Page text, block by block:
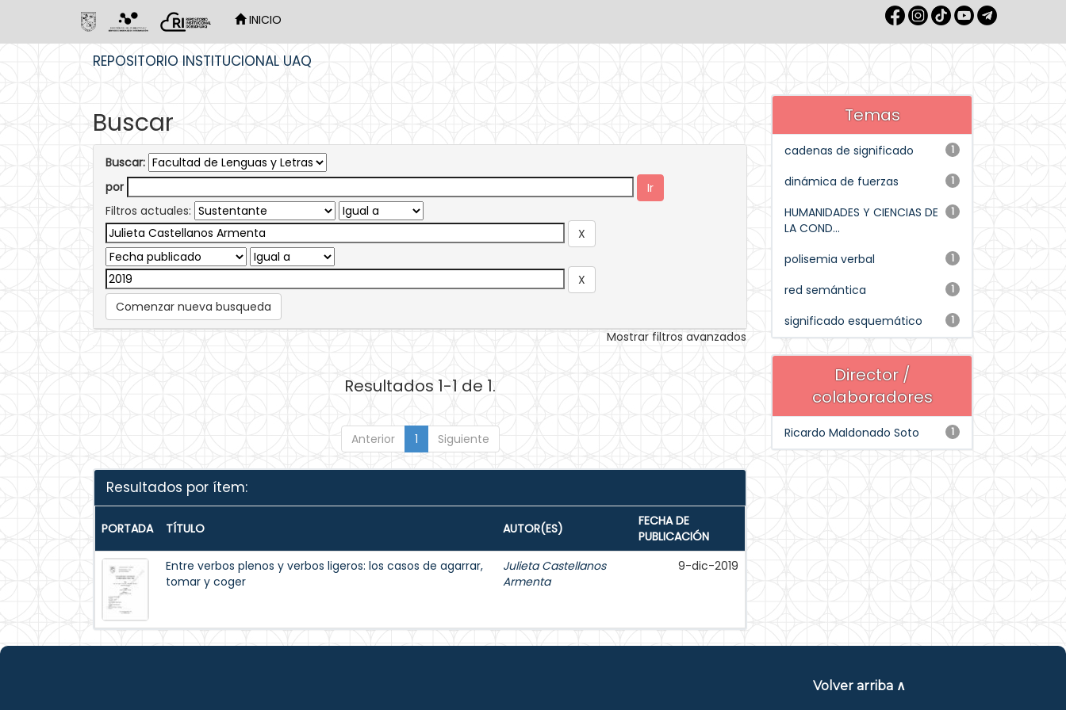
INICIO
REPOSITORIO INSTITUCIONAL UAQ
Buscar
Buscar:
por
Filtros actuales:
Comenzar nueva busqueda
Mostrar filtros avanzados
Resultados 1-1 de 1.
Anterior 1 Siguiente
Resultados por ítem:
PORTADA TÍTULO AUTOR(ES)
FECHA DE
PUBLICACIÓN
Entre verbos plenos y verbos ligeros: los casos de agarrar,
tomar y coger
Julieta Castellanos
Armenta
9-dic-2019
Temas
1
cadenas de significado
1
dinámica de fuerzas
1
HUMANIDADES Y CIENCIAS DE
LA COND...
1
polisemia verbal
1
red semántica
1
significado esquemático
Director /
colaboradores
1
Ricardo Maldonado Soto
Volver arriba ∧